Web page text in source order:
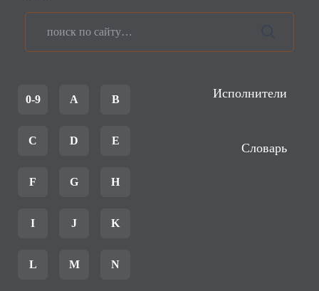
0-9 A B
C D E
F G H
I J K
L M N
Исполнители
Словарь